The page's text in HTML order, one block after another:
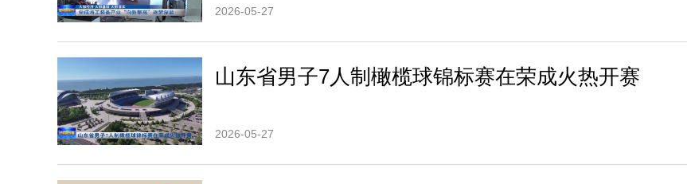
2026-05-27
山东省男子7人制橄榄球锦标赛在荣成火热开赛
2026-05-27